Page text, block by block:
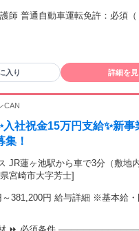
: 月末締め・翌月15日支払い 銀
師 普通自動車運転免許：必須（
入り 詳細を見
CAN
入社祝金15万円支給✨新事
集！
JR蓮ヶ池駅から車で3分（敷地
宮崎市大字芳士]
～381,200円 給与詳細 ※基本給
1ヶ月あたり3万9400円 〜 5万